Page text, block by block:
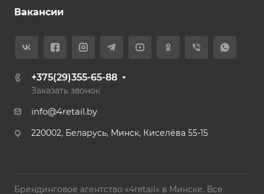
Вакансии
+375(29)355-65-88
Заказать звонок
info@4retail.by
220002, Беларусь, Минск, Киселёва 55-15
Брендинговое агентство «4retail» в Минске. Все